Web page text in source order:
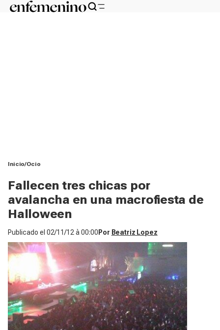
Inicio Ocio
Fallecen tres chicas por
avalancha en una macrofiesta de
Halloween
Publicado el 02/11/12 à 00:00 Por Beatriz Lopez